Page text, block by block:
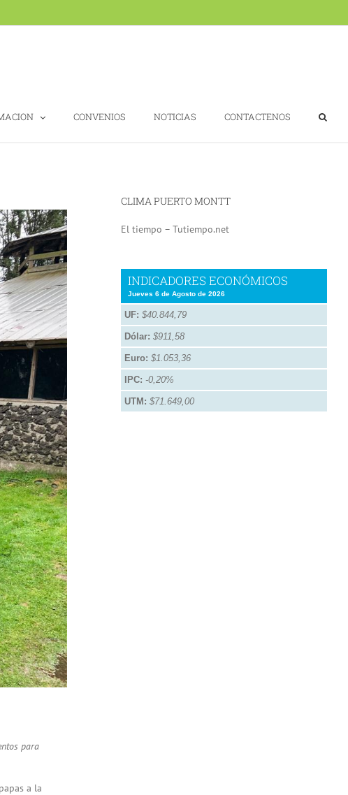
CONVENIOS NOTICIAS CONTACTENOS
para
a la
CLIMA PUERTO MONTT
El tiempo – Tutiempo.net
INDICADORES ECONÓMICOS
Jueves 6 de Agosto de 2026
UF: $40.844,79
Dólar: $911,58
Euro: $1.053,36
IPC: -0,20%
UTM: $71.649,00